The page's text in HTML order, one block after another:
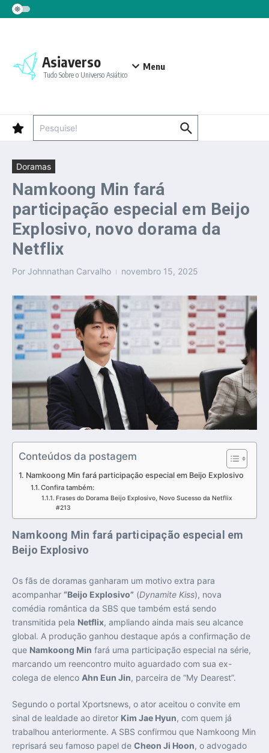
Ir para o conteúdo
Asiaverso
Tudo Sobre o Universo Asiático
Menu
Doramas
Namkoong Min fará
participação especial em Beijo
Explosivo, novo dorama da
Netflix
Por Johnnathan Carvalho novembro 15, 2025
Conteúdos da postagem
Namkoong Min fará participação especial em Beijo Explosivo
Confira também:
Frases do Dorama Beijo Explosivo, Novo Sucesso da Netflix
#213
Namkoong Min fará participação especial em
Beijo Explosivo
Os fãs de doramas ganharam um motivo extra para
acompanhar “Beijo Explosivo” (Dynamite Kiss), nova
comédia romântica da SBS que também está sendo
transmitida pela Netflix, ampliando ainda mais seu alcance
global. A produção ganhou destaque após a confirmação de
que Namkoong Min fará uma participação especial na série,
marcando um reencontro muito aguardado com sua ex-
colega de elenco Ahn Eun Jin, parceira de “My Dearest”.
Segundo o portal Xportsnews, o ator aceitou o convite em
sinal de lealdade ao diretor Kim Jae Hyun, com quem já
trabalhou anteriormente. A SBS confirmou que Namkoong Min
reprisará seu famoso papel de Cheon Ji Hoon, o advogado